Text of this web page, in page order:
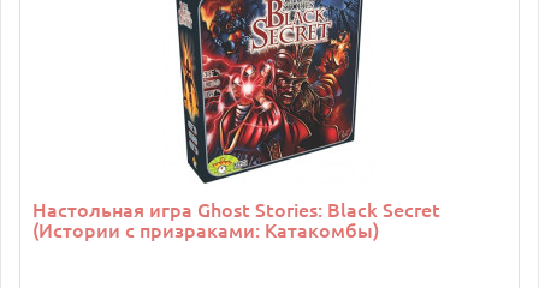
Настольная игра Ghost Stories: Black Secret
(Истории с призраками: Катакомбы)